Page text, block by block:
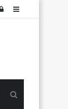
Sidebar
Авторизация